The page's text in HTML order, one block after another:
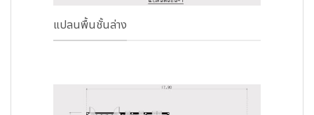
แปลนพื้นชั้นล่าง